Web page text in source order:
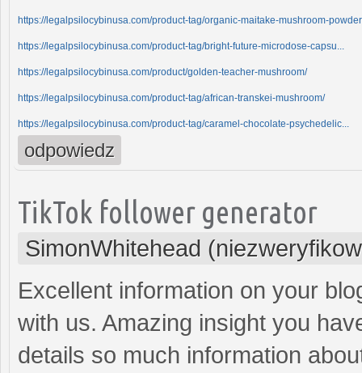
https://legalpsilocybinusa.com/product-tag/organic-maitake-mushroom-
https://legalpsilocybinusa.com/product-tag/bright-future-microdose-capsu...
https://legalpsilocybinusa.com/product/golden-teacher-mushroom/
https://legalpsilocybinusa.com/product-tag/african-transkei-mushroom/
https://legalpsilocybinusa.com/product-tag/caramel-chocolate-psychedelic...
odpowiedz
TikTok follower generator
SimonWhitehead
Excellent information on your
with us. Amazing insight you
details so much information